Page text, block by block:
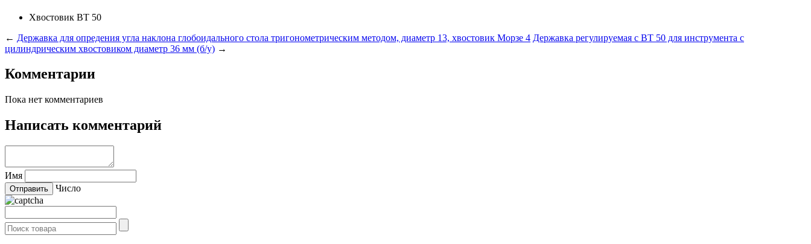
Хвостовик ВТ 50
← Державка для опредения угла наклона глобоидального стола тригонометрическим методом, диаметр 13, хвостовик Морзе 4 Державка регулируемая с ВТ 50 для инструмента с
цилиндрическим хвостовиком диаметр 36 мм (б/у) →
Комментарии
Пока нет комментариев
Написать комментарий
Имя
Число